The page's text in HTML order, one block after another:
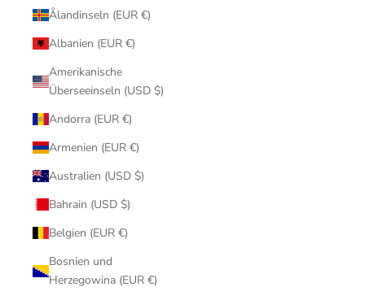
Ålandinseln (EUR €)
Albanien (EUR €)
Amerikanische
Überseeinseln (USD $)
Andorra (EUR €)
Armenien (EUR €)
Australien (USD $)
Bahrain (USD $)
Belgien (EUR €)
Bosnien und
Herzegowina (EUR €)